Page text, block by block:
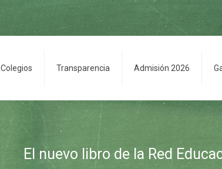
Colegios Transparencia Admisión 2026
El nuevo libro de la Red